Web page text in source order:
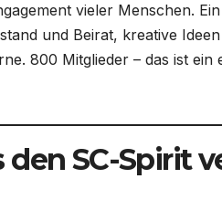
vieler Menschen.
und Beirat, kreative
800 Mitglieder – das ist
den SC-Spirit